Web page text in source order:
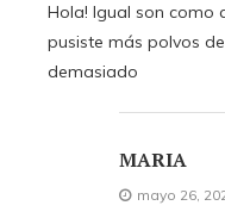
Hola! Igual son como
pusiste más polvos
demasiado
MARIA
mayo 26,